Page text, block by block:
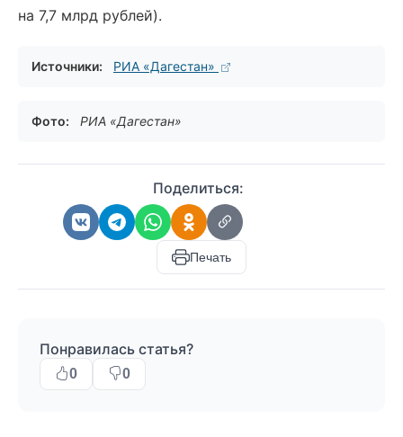
на 7,7 млрд рублей).
Источники: РИА «Дагестан»
Фото: РИА «Дагестан»
Поделиться:
Печать
Понравилась статья?
0 0